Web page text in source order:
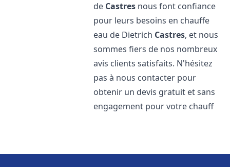
de Castres nous font confiance
pour leurs besoins en chauffe
eau de Dietrich Castres, et nous
sommes fiers de nos nombreux
avis clients satisfaits. N'hésitez
pas à nous contacter pour
obtenir un devis gratuit et sans
engagement pour votre chauff